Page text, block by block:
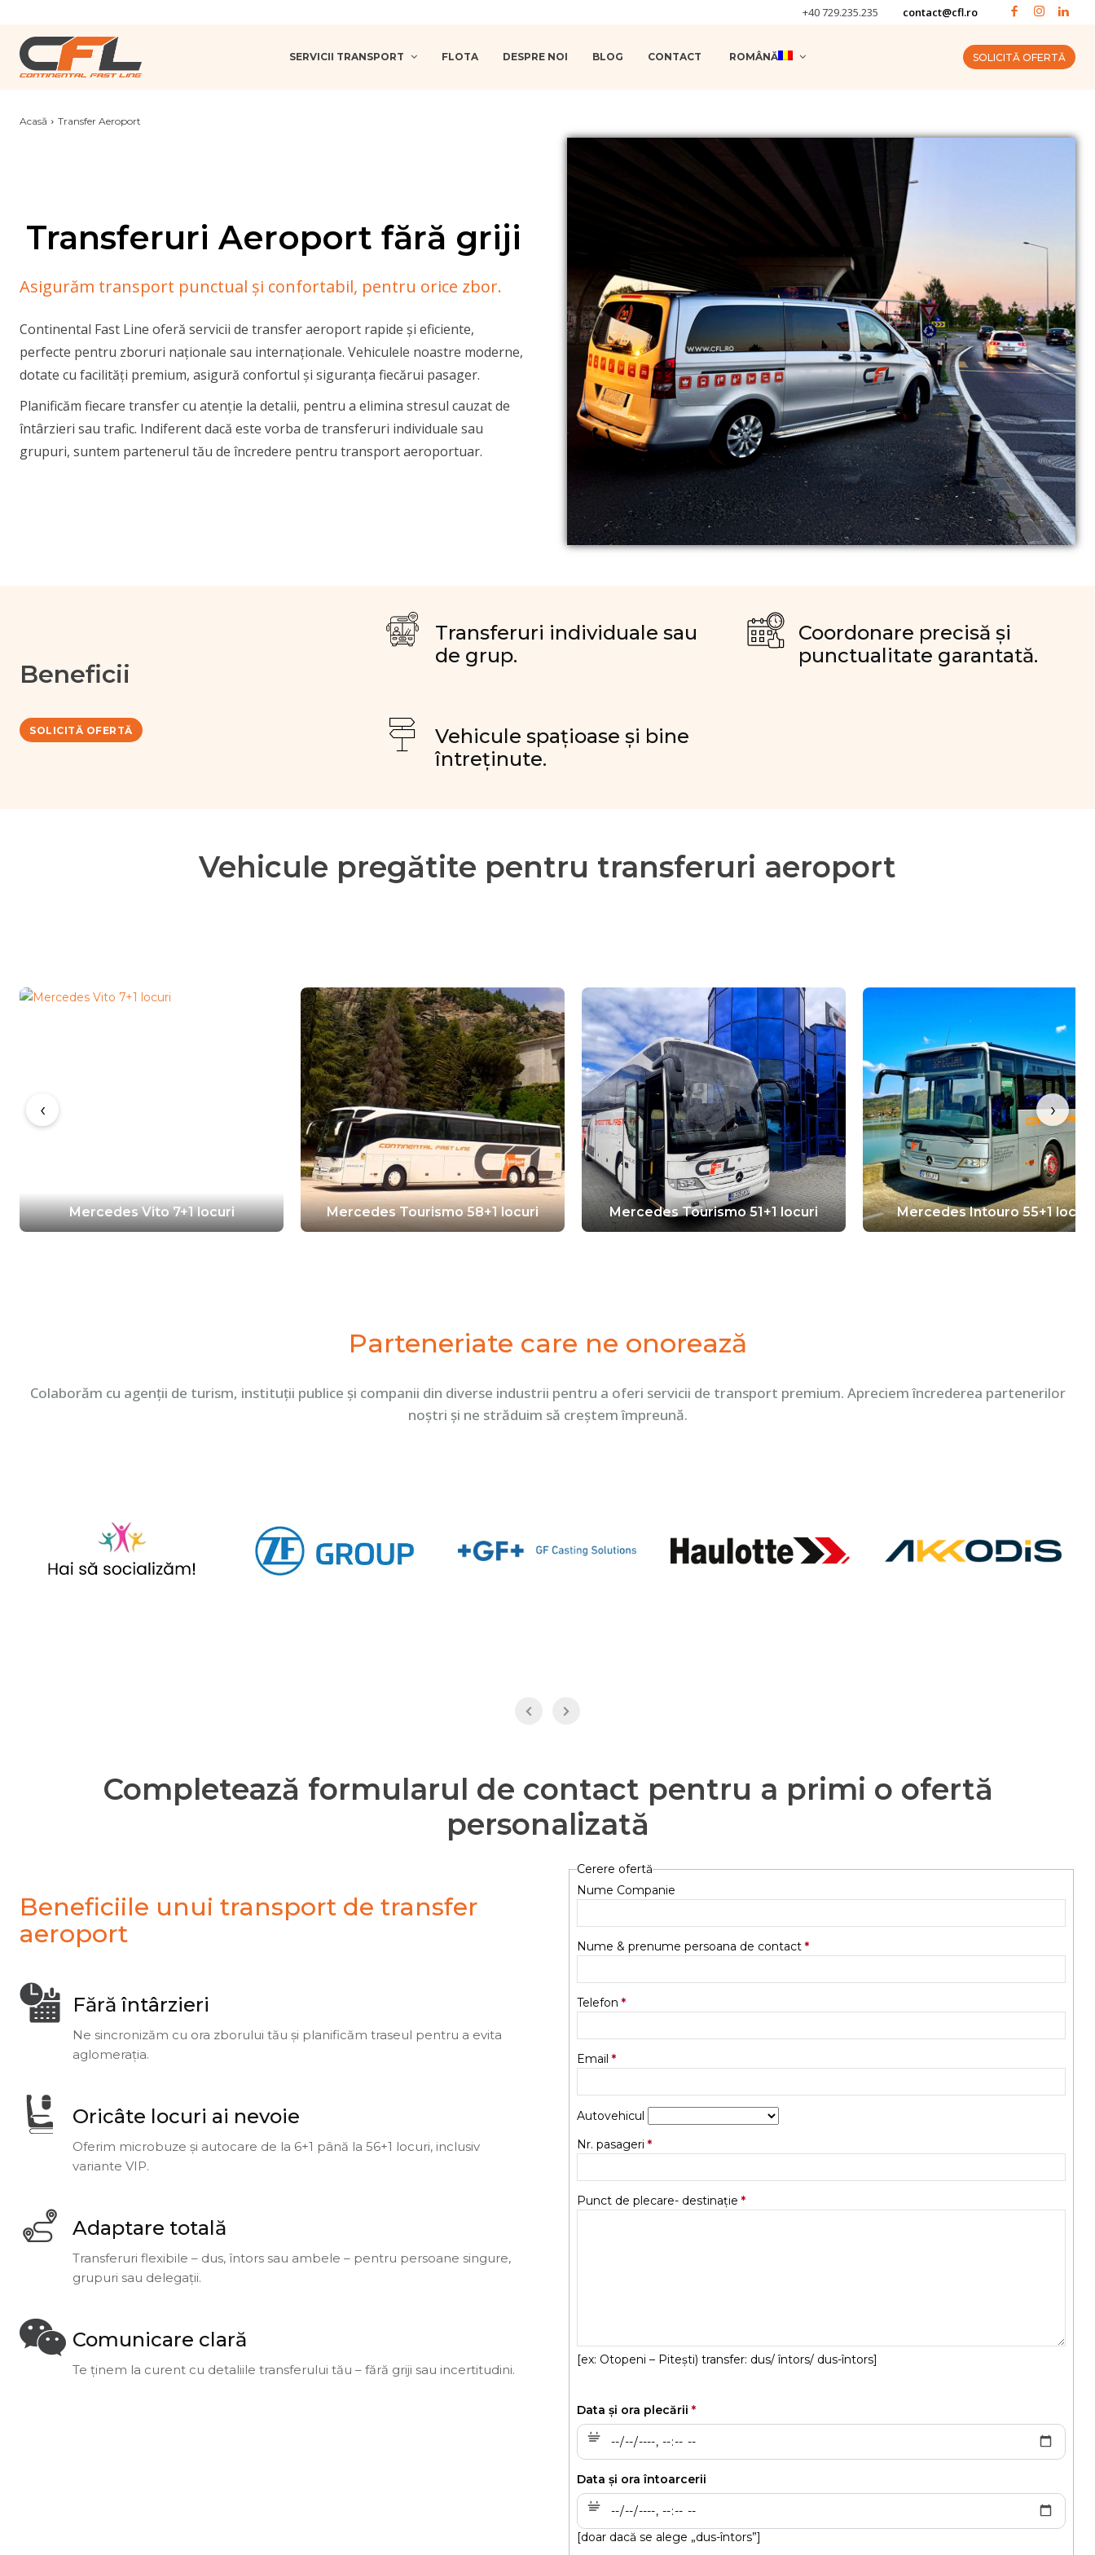
+40 729.235.235 contact@cfl.ro
SERVICII TRANSPORT FLOTA DESPRE NOI BLOG CONTACT ROMÂNĂ SOLICITĂ OFERTĂ
Acasă Transfer Aeroport
Transferuri Aeroport fără griji
Asigurăm transport punctual și confortabil, pentru orice zbor.
Continental Fast Line oferă servicii de transfer aeroport rapide și eficiente,
perfecte pentru zboruri naționale sau internaționale. Vehiculele noastre moderne,
dotate cu facilități premium, asigură confortul și siguranța fiecărui pasager.
Planificăm fiecare transfer cu atenție la detalii, pentru a elimina stresul cauzat de
întârzieri sau trafic. Indiferent dacă este vorba de transferuri individuale sau
grupuri, suntem partenerul tău de încredere pentru transport aeroportuar.
Beneficii
SOLICITĂ OFERTĂ
Transferuri individuale sau
de grup.
Coordonare precisă și
punctualitate garantată.
Vehicule spațioase și bine
întreținute.
Vehicule pregătite pentru transferuri aeroport
‹
Mercedes Vito 7+1 locuri Mercedes Tourismo 58+1 locuri Mercedes Tourismo 51+1 locuri Mercedes Intouro 55+1 locuri
›
Parteneriate care ne onorează
Colaborăm cu agenții de turism, instituții publice și companii din diverse industrii pentru a oferi servicii de transport premium. Apreciem încrederea partenerilor
noștri și ne străduim să creștem împreună.
Completează formularul de contact pentru a primi o ofertă
personalizată
Beneficiile unui transport de transfer
aeroport
Fără întârzieri
Ne sincronizăm cu ora zborului tău și planificăm traseul pentru a evita
aglomerația.
Oricâte locuri ai nevoie
Oferim microbuze și autocare de la 6+1 până la 56+1 locuri, inclusiv
variante VIP.
Adaptare totală
Transferuri flexibile – dus, întors sau ambele – pentru persoane singure,
grupuri sau delegații.
Comunicare clară
Te ținem la curent cu detaliile transferului tău – fără griji sau incertitudini.
Cerere ofertă
Nume Companie
Nume & prenume persoana de contact
Telefon
Email
Autovehicul
Nr. pasageri
Punct de plecare- destinație
[ex: Otopeni – Pitești) transfer: dus/ întors/ dus-întors]
Data și ora plecării
Data și ora întoarcerii
[doar dacă se alege „dus-întors”]